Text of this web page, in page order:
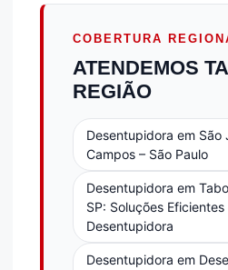
COBERTURA
ATENDEMOS
REGIÃO
Desentupidora em São
Campos – São Paulo
Desentupidora em
SP: Soluções
Desentupidora
Desentupidora em